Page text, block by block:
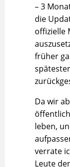
– 3
die
offizielle
früher
Da wir
leben,
verrate
Leute